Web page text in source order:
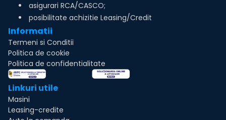
asigurari RCA/CASCO;
posibilitate achizitie Leasing/Credit
Informatii
Termeni si Conditii
Politica de cookie
Politica de confidentialitate
Linkuri utile
Masini
Leasing-credite